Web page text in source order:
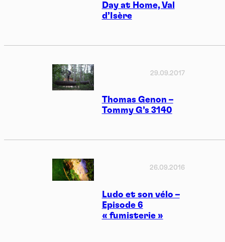
Day at Home, Val
d’Isère
Thomas Genon –
Tommy G’s 3140
29.09.2017
Ludo et son vélo –
Episode 6
« fumisterie »
26.09.2016